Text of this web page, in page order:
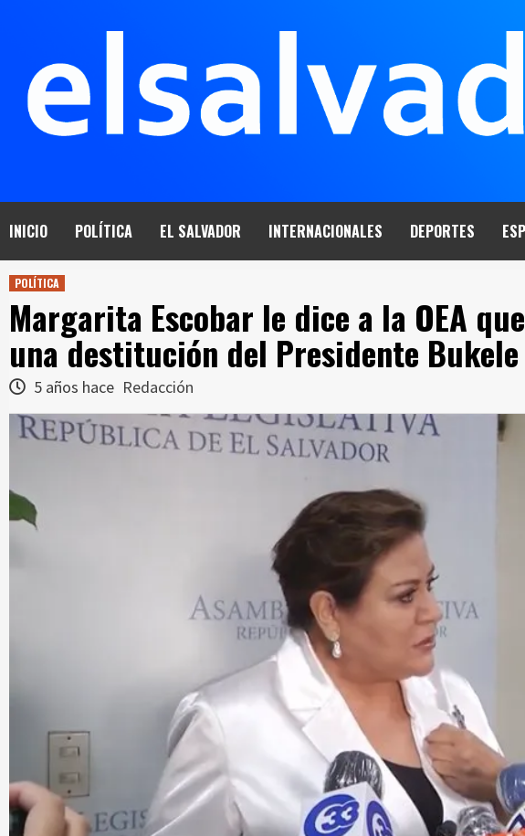
INICIO POLÍTICA EL SALVADOR INTERNACIONALES DEPORTES
POLÍTICA
Margarita Escobar le dice a la OEA
una destitución del Presidente Bukele
5 años hace Redacción